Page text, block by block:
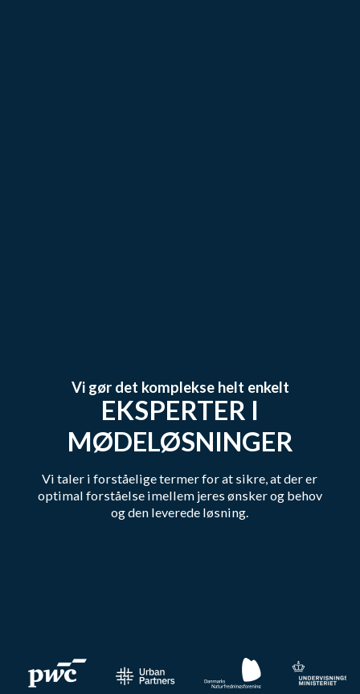
Vi gør det komplekse helt enkelt
EKSPERTER I
MØDELØSNINGER
Vi taler i forståelige termer for at sikre, at der er
optimal forståelse imellem jeres ønsker og behov
og den leverede løsning.